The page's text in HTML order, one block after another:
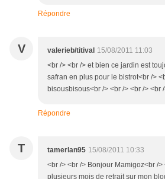
Répondre
V valerieb/titival 15/08/2011 11:03
<br /> <br /> et bien ce jardin est
safran en plus pour le bistrot<br />
bisousbisous<br /> <br /> <br /> <br
Répondre
T tamerlan95 15/08/2011 10:33
<br /> <br /> Bonjour Mamigoz<br /
plusieurs mois de retrait sur mon